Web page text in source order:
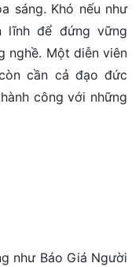
sáng. Khó nếu như
lĩnh để đứng vững
nghề. Một diễn viên
cần cả đạo đức
công với những
như Báo Giá Người